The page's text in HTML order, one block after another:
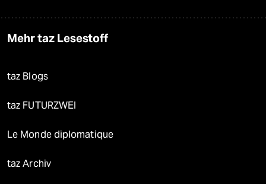
Mehr taz Lesestoff
taz Blogs
taz FUTURZWEI
Le Monde diplomatique
taz Archiv